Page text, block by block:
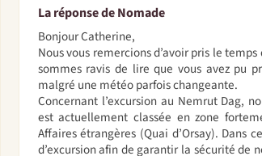
La réponse de Nomade
Bonjour Catherine,
Nous vous remercions d’avoir pris le
sommes ravis de lire que vous avez pu
malgré une météo parfois changeante.
Concernant l’excursion au Nemrut Dag,
est actuellement classée en zone
Affaires étrangères (Quai d’Orsay). Dans
d’excursion afin de garantir la sécurité de